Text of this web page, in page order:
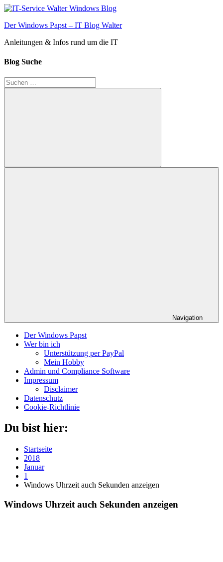
Zum
springen
Der Windows Papst – IT Blog Walter
Anleitungen & Infos rund um die IT
Blog Suche
Suchen
nach:
Suchen
Navigation
Der Windows Papst
Wer bin ich
Unterstützung per PayPal
Mein Hobby
Admin und Compliance Software
Impressum
Disclaimer
Datenschutz
Cookie-Richtlinie
Du bist hier:
Startseite
2018
Januar
1
Windows Uhrzeit auch Sekunden anzeigen
Windows Uhrzeit auch Sekunden anzeigen